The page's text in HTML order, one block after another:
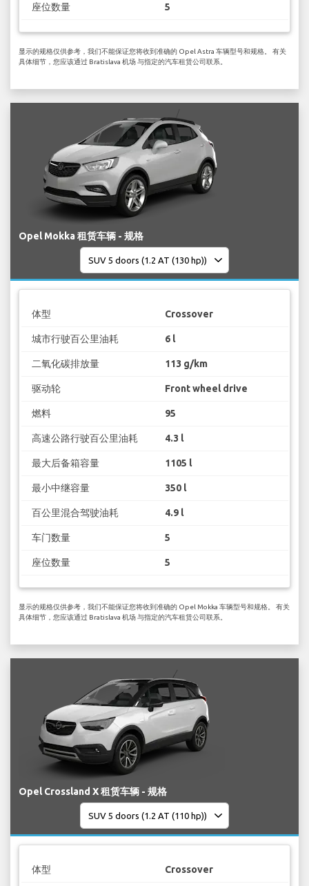
座位数量 5
显示的规格仅供参考，我们不能保证您将收到准确的 Opel Astra 车辆型号和规格。 有关
具体细节，您应该通过 Bratislava 机场 与指定的汽车租赁公司联系。
Opel Mokka 租赁车辆 - 规格
体型 Crossover
城市行驶百公里油耗 6 l
二氧化碳排放量 113 g/km
驱动轮 Front wheel drive
燃料 95
高速公路行驶百公里油耗 4.3 l
最大后备箱容量 1105 l
最小中继容量 350 l
百公里混合驾驶油耗 4.9 l
车门数量 5
座位数量 5
显示的规格仅供参考，我们不能保证您将收到准确的 Opel Mokka 车辆型号和规格。 有关
具体细节，您应该通过 Bratislava 机场 与指定的汽车租赁公司联系。
Opel Crossland X 租赁车辆 - 规格
体型 Crossover